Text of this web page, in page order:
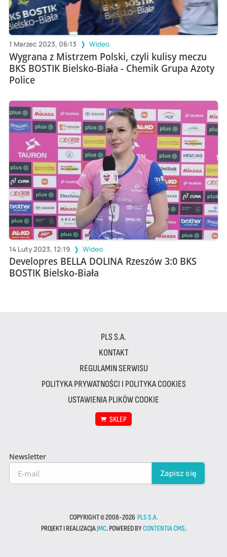
1 Marzec 2023, 06:13 Wideo
Wygrana z Mistrzem Polski, czyli kulisy meczu
BKS BOSTIK Bielsko-Biała - Chemik Grupa Azoty
Police
14 Luty 2023, 12:19 Wideo
Developres BELLA DOLINA Rzeszów 3:0 BKS
BOSTIK Bielsko-Biała
PLS S.A.
KONTAKT
REGULAMIN SERWISU
POLITYKA PRYWATNOŚCI I POLITYKA COOKIES
USTAWIENIA PLIKÓW COOKIE
SKLEP
Newsletter
COPYRIGHT © 2008-2026 PLS S.A.
PROJEKT I REALIZACJAJMC. POWERED BYCONTENTIA CMS.